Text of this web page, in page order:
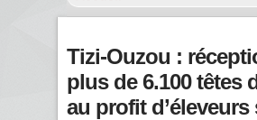
Tizi-Ouzou :
plus de 6.100 têtes
au profit